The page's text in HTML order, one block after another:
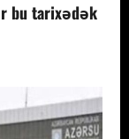
bu tarixədək